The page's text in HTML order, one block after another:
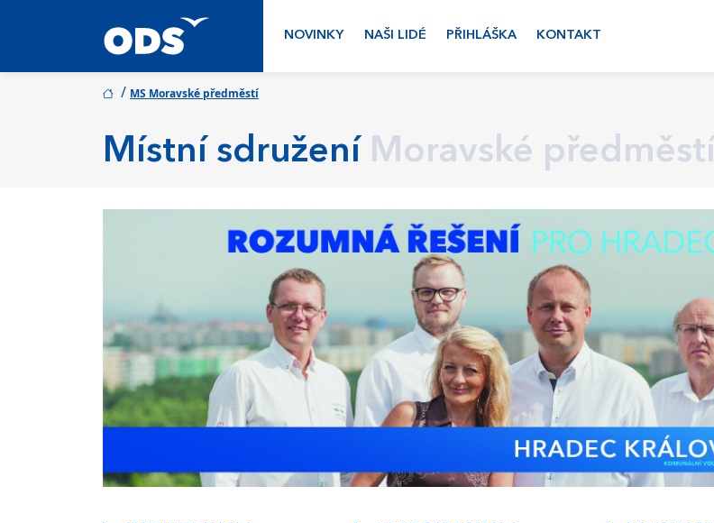
NOVINKY NAŠI LIDÉ PŘIHLÁŠKA KONTAKT
/ MS Moravské předměstí
Místní sdružení Moravské předměstí